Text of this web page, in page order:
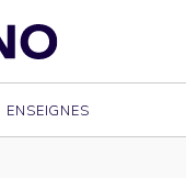
ENSEIGNES